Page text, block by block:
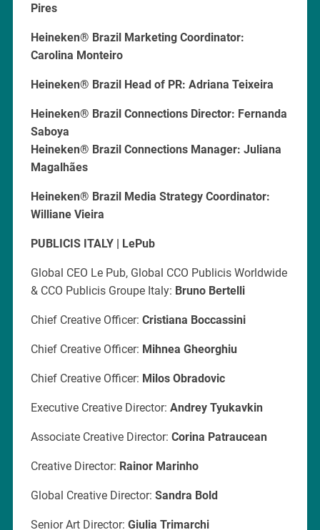
Pires
Heineken® Brazil Marketing Coordinator:
Carolina Monteiro
Heineken® Brazil Head of PR: Adriana Teixeira
Heineken® Brazil Connections Director: Fernanda
Saboya
Heineken® Brazil Connections Manager: Juliana
Magalhães
Heineken® Brazil Media Strategy Coordinator:
Williane Vieira
PUBLICIS ITALY | LePub
Global CEO Le Pub, Global CCO Publicis Worldwide
& CCO Publicis Groupe Italy: Bruno Bertelli
Chief Creative Officer: Cristiana Boccassini
Chief Creative Officer: Mihnea Gheorghiu
Chief Creative Officer: Milos Obradovic
Executive Creative Director: Andrey Tyukavkin
Associate Creative Director: Corina Patraucean
Creative Director: Rainor Marinho
Global Creative Director: Sandra Bold
Senior Art Director: Giulia Trimarchi